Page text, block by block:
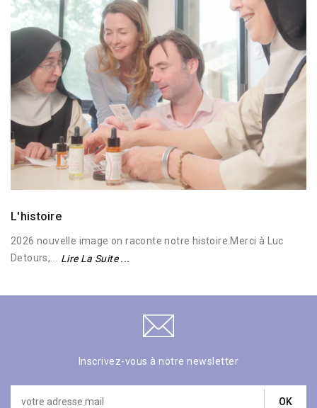
L'histoire
2026 nouvelle image on raconte notre histoire.Merci à Luc
Detours,...
Lire La Suite ...
Inscrivez-vous à notre newsletter